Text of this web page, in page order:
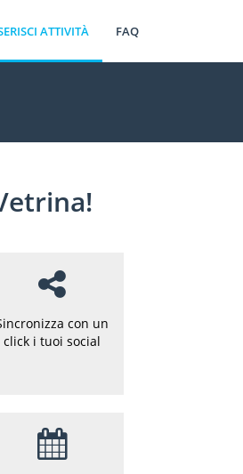
ATTIVITÀ FAQ
con un
click i tuoi social